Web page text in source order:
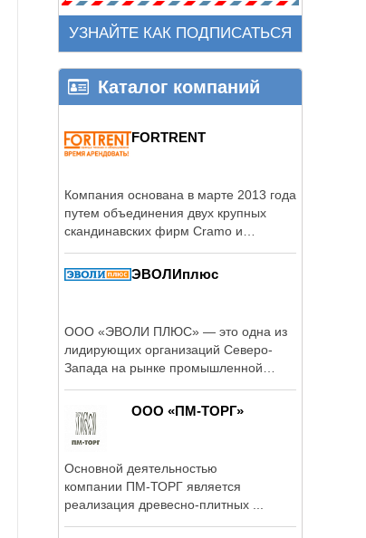
УЗНАЙТЕ КАК ПОДПИСАТЬСЯ
Каталог компаний
FORTRENT
Компания основана в марте 2013 года
путем объединения двух крупных
скандинавских фирм Cramo и
ЭВОЛИплюс
ООО «ЭВОЛИ ПЛЮС» — это одна из
лидирующих организаций Северо-
Запада на рынке промышленной
ООО «ПМ-ТОРГ»
Основной деятельностью
компании ПМ-ТОРГ является
реализация древесно-плитных ...